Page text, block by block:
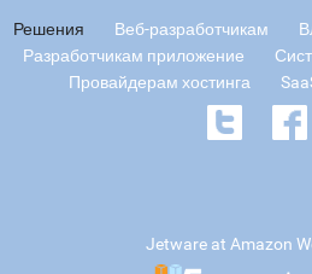
Решения Веб-разработчикам
Разработчикам приложение
Провайдерам хостинга
Jetware at Amazon